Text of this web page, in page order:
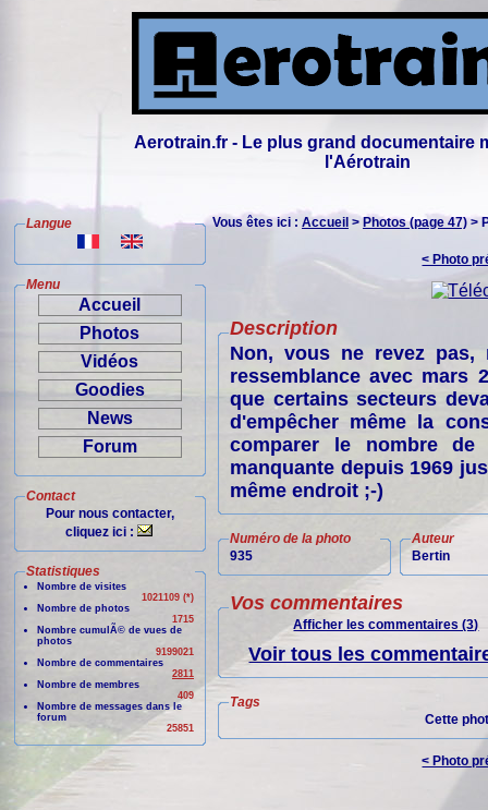
Aerotrain.fr - Le plus grand documentaire
l'Aérotrain
Langue
Menu
Accueil
Photos
Vidéos
Goodies
News
Forum
Contact
Pour nous contacter,
cliquez ici :
Statistiques
Nombre de visites
1021109 (*)
Nombre de photos
1715
Nombre cumulÃ© de vues de
photos
9199021
Nombre de commentaires
2811
Nombre de membres
409
Nombre de messages dans le
forum
25851
Vous êtes ici : Accueil > Photos (page 47) >
< Photo
Description
Non, vous ne revez
ressemblance avec mars
que certains secteurs
d'empêcher même la
comparer le nombre
manquante depuis 1969
même endroit ;-)
Numéro de la photo
935
Auteur
Bertin
Vos commentaires
Afficher les commentaires (3)
Voir tous les
Tags
Cette
< Photo